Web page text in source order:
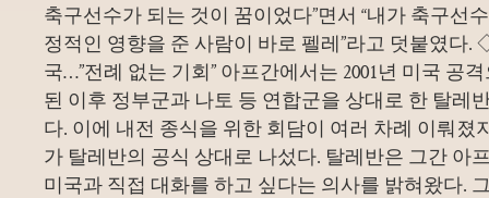
축구선수가 되는 것이 꿈이었다”면서 “내가 축구선
정적인 영향을 준 사람이 바로 펠레”라고 덧붙였다.
국…”전례 없는 기회” 아프간에서는 2001년 미국 공
된 이후 정부군과 나토 등 연합군을 상대로 한 탈레
다. 이에 내전 종식을 위한 회담이 여러 차례 이뤄졌
가 탈레반의 공식 상대로 나섰다. 탈레반은 그간 아
미국과 직접 대화를 하고 싶다는 의사를 밝혀왔다.